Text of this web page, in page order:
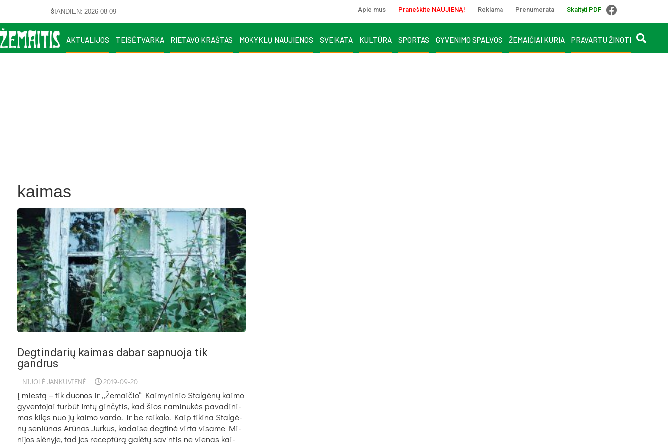
ŠIANDIEN: 2026-08-09 Apie mus Praneškite NAUJIENĄ! Reklama Prenumerata Skaityti PDF
AKTUALIJOS TEISĖTVARKA RIETAVO KRAŠTAS MOKYKLŲ NAUJIENOS SVEIKATA KULTŪRA SPORTAS GYVENIMO SPALVOS ŽEMAIČIAI KURIA PRAVARTU ŽINOTI
kaimas
Degtindarių kaimas dabar sapnuoja tik
gandrus
NIJOLĖ JANKUVIENĖ 2019-09-20
Į mies­tą – tik duo­nos ir „Že­mai­čio“ Kai­my­ni­nio Stal­gė­nų kai­mo
gy­ven­to­jai tur­būt im­tų gin­čy­tis, kad šios na­mi­nu­kės pa­va­di­ni­
mas ki­lęs nuo jų kai­mo var­do. Ir be rei­ka­lo. Kaip ti­ki­na Stal­gė­
nų se­niū­nas Arū­nas Jur­kus, ka­dai­se deg­ti­nė vir­ta vi­sa­me Mi­
ni­jos slė­ny­je, tad jos re­cep­tū­rą ga­lė­tų sa­vin­tis ne vie­nas kai­